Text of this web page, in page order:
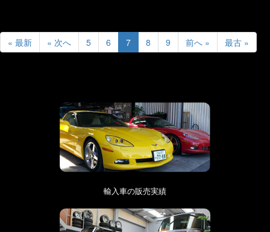
« 最新 « 次へ 5 6 7 8 9 前へ » 最古 »
輸入車の販売実績